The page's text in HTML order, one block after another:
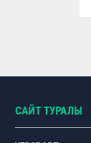
САЙТ ТУРАЛЫ